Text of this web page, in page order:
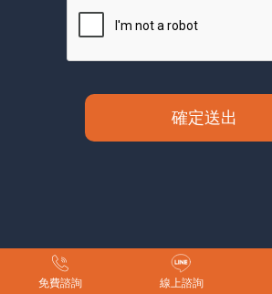
確定送出
免費諮詢 線上諮詢